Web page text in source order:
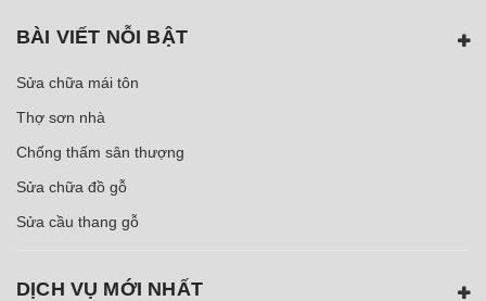
BÀI VIẾT NỖI BẬT
Sửa chữa mái tôn
Thợ sơn nhà
Chống thấm sân thượng
Sửa chữa đồ gỗ
Sửa cầu thang gỗ
DỊCH VỤ MỚI NHẤT